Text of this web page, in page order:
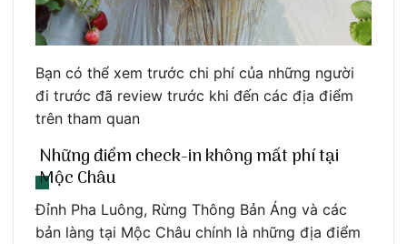
Bạn có thể xem trước chi phí của những người
đi trước đã review trước khi đến các địa điểm
trên tham quan
Những điểm check-in không mất phí tại
Mộc Châu
Đỉnh Pha Luông, Rừng Thông Bản Áng và các
bản làng tại Mộc Châu chính là những địa điểm